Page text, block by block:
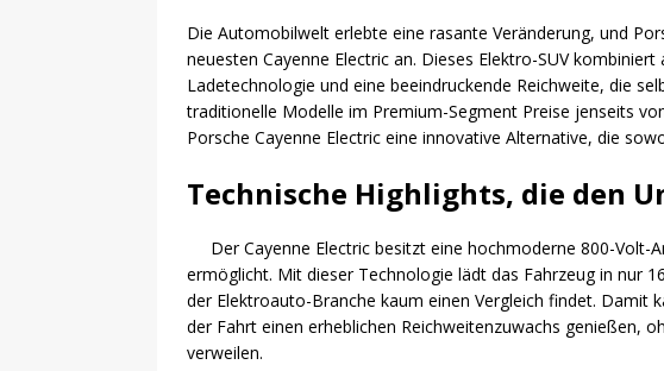
Die Automobilwelt erlebte eine rasante Veränderung, und
neuesten Cayenne Electric an. Dieses Elektro-SUV
Ladetechnologie und eine beeindruckende Reichweite, die
traditionelle Modelle im Premium-Segment Preise jenseits
Porsche Cayenne Electric eine innovative Alternative, die
Technische Highlights, die den
Der Cayenne Electric besitzt eine hochmoderne 800-Volt-
ermöglicht. Mit dieser Technologie lädt das Fahrzeug in nur
der Elektroauto-Branche kaum einen Vergleich findet. Damit
der Fahrt einen erheblichen Reichweitenzuwachs genießen,
verweilen.